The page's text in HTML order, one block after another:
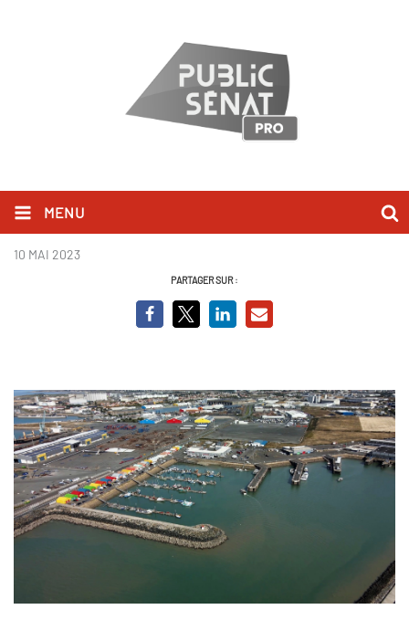
MENU
Des voix dans le vent
10 MAI 2023
PARTAGER SUR :